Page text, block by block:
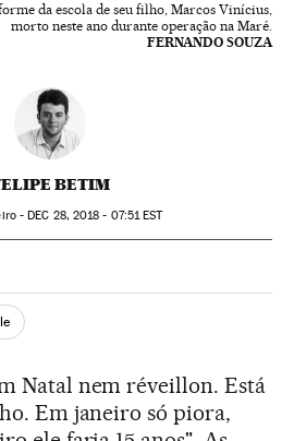
da escola de seu filho, Marcos Vinícius,
morto neste ano durante operação na Maré.
FERNANDO SOUZA
BETIM
- DEC 28, 2018 - 07:51EST
Twitter
Redes Sociales
Natal nem réveillon. Está
Em janeiro só piora,